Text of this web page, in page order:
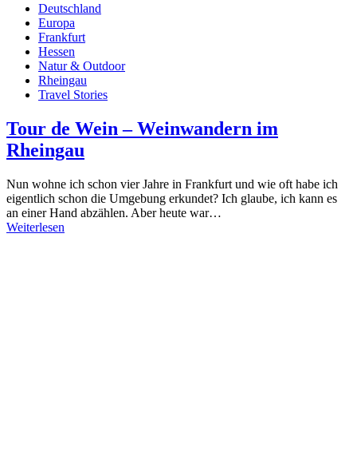
Deutschland
Europa
Frankfurt
Hessen
Natur & Outdoor
Rheingau
Travel Stories
Tour de Wein – Weinwandern im
Rheingau
Nun wohne ich schon vier Jahre in Frankfurt und wie oft habe ich
eigentlich schon die Umgebung erkundet? Ich glaube, ich kann es
an einer Hand abzählen. Aber heute war…
Weiterlesen